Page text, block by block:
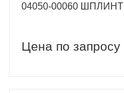
04050-00060 ШПЛИНТ
Цена по запросу